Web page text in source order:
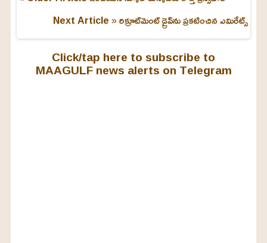
Next Article »రిక్రూట్‌మెంట్ డ్రైవ్‌ను ప్రకటించిన ఎమిరేట్స్
Click/tap here to subscribe to
MAAGULF news alerts on Telegram